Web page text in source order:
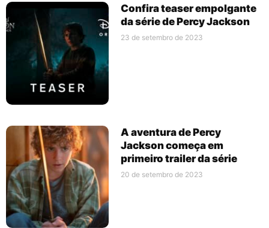
Confira teaser empolgante
da série de Percy Jackson
23 de setembro de 2023
A aventura de Percy
Jackson começa em
primeiro trailer da série
20 de setembro de 2023